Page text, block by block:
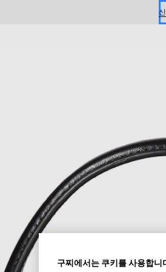
구찌에서는 쿠키를 사용합니